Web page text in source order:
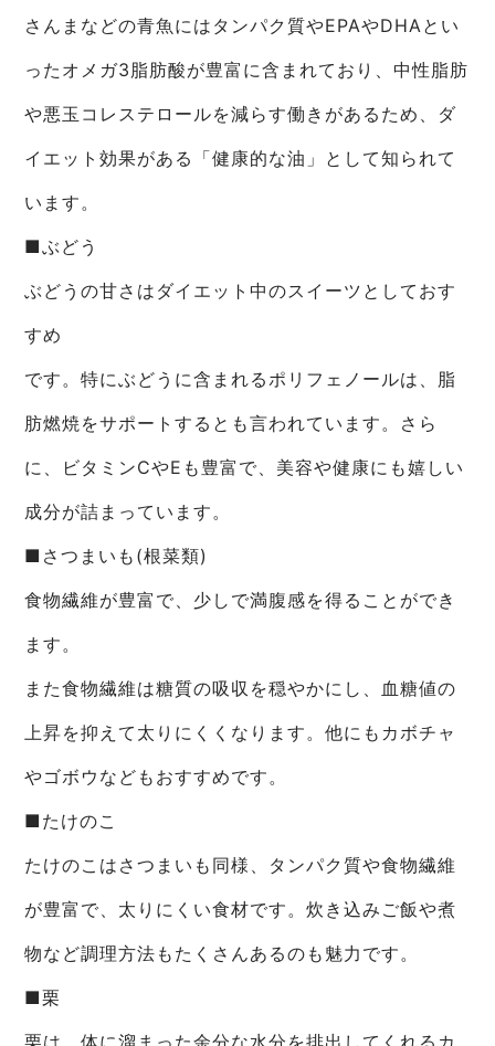
さんまなどの青魚にはタンパク質やEPAやDHAとい
ったオメガ3脂肪酸が豊富に含まれており、中性脂肪
や悪玉コレステロールを減らす働きがあるため、ダ
イエット効果がある「健康的な油」として知られて
います。
■ぶどう
ぶどうの甘さはダイエット中のスイーツとしておす
すめ
です。特にぶどうに含まれるポリフェノールは、脂
肪燃焼をサポートするとも言われています。さら
に、ビタミンCやEも豊富で、美容や健康にも嬉しい
成分が詰まっています。
■さつまいも(根菜類)
食物繊維が豊富で、少しで満腹感を得ることができ
ます。
また食物繊維は糖質の吸収を穏やかにし、血糖値の
上昇を抑えて太りにくくなります。他にもカボチャ
やゴボウなどもおすすめです。
■たけのこ
たけのこはさつまいも同様、タンパク質や食物繊維
が豊富で、太りにくい食材です。炊き込みご飯や煮
物など調理方法もたくさんあるのも魅力です。
■栗
栗は、体に溜まった余分な水分を排出してくれるカ